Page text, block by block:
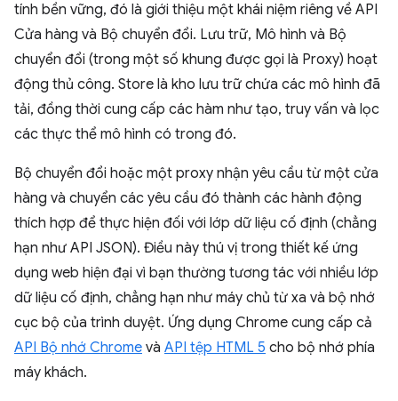
tính bền vững, đó là giới thiệu một khái niệm riêng về API
Cửa hàng và Bộ chuyển đổi. Lưu trữ, Mô hình và Bộ
chuyển đổi (trong một số khung được gọi là Proxy) hoạt
động thủ công. Store là kho lưu trữ chứa các mô hình đã
tải, đồng thời cung cấp các hàm như tạo, truy vấn và lọc
các thực thể mô hình có trong đó.
Bộ chuyển đổi hoặc một proxy nhận yêu cầu từ một cửa
hàng và chuyển các yêu cầu đó thành các hành động
thích hợp để thực hiện đối với lớp dữ liệu cố định (chẳng
hạn như API JSON). Điều này thú vị trong thiết kế ứng
dụng web hiện đại vì bạn thường tương tác với nhiều lớp
dữ liệu cố định, chẳng hạn như máy chủ từ xa và bộ nhớ
cục bộ của trình duyệt. Ứng dụng Chrome cung cấp cả
API Bộ nhớ Chrome và API tệp HTML 5 cho bộ nhớ phía
máy khách.